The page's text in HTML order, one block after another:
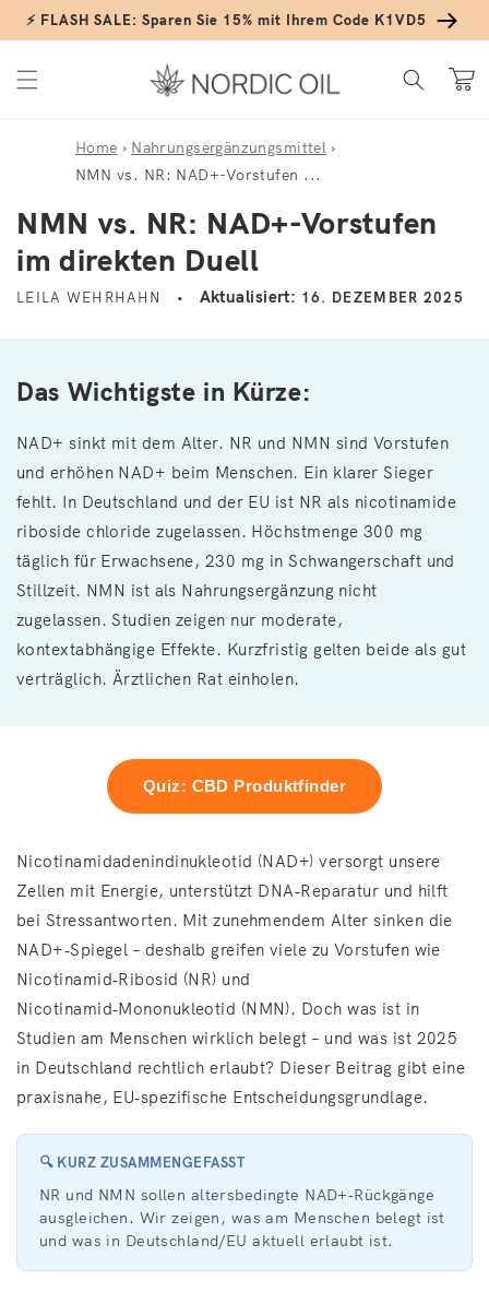
Direkt zum Inhalt
⚡ FLASH SALE: Sparen Sie 15% mit Ihrem Code K1VD5
Home › Nahrungsergänzungsmittel ›
NMN vs. NR: NAD+-Vorstufen ...
NMN vs. NR: NAD+-Vorstufen
im direkten Duell
LEILA WEHRHAHN Aktualisiert: 16. DEZEMBER 2025
Das Wichtigste in Kürze:
NAD+ sinkt mit dem Alter. NR und NMN sind Vorstufen
und erhöhen NAD+ beim Menschen. Ein klarer Sieger
fehlt. In Deutschland und der EU ist NR als nicotinamide
riboside chloride zugelassen. Höchstmenge 300 mg
täglich für Erwachsene, 230 mg in Schwangerschaft und
Stillzeit. NMN ist als Nahrungsergänzung nicht
zugelassen. Studien zeigen nur moderate,
kontextabhängige Effekte. Kurzfristig gelten beide als gut
verträglich. Ärztlichen Rat einholen.
Quiz: CBD Produktfinder
Nicotinamidadenindinukleotid (NAD+) versorgt unsere
Zellen mit Energie, unterstützt DNA‑Reparatur und hilft
bei Stressantworten. Mit zunehmendem Alter sinken die
NAD+‑Spiegel – deshalb greifen viele zu Vorstufen wie
Nicotinamid‑Ribosid (NR) und
Nicotinamid‑Mononukleotid (NMN). Doch was ist in
Studien am Menschen wirklich belegt – und was ist 2025
in Deutschland rechtlich erlaubt? Dieser Beitrag gibt eine
praxisnahe, EU‑spezifische Entscheidungsgrundlage.
🔍 KURZ ZUSAMMENGEFASST
NR und NMN sollen altersbedingte NAD+‑Rückgänge
ausgleichen. Wir zeigen, was am Menschen belegt ist
und was in Deutschland/EU aktuell erlaubt ist.